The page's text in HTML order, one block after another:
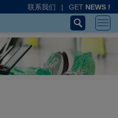
联系我们 | GET NEWS !